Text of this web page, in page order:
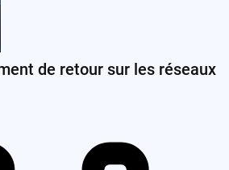
de retour sur les réseaux